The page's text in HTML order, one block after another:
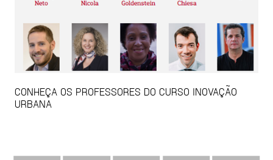
CONHEÇA OS PROFESSORES DO CURSO INOVAÇÃO
URBANA